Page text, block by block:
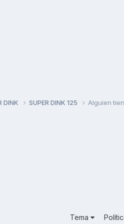
DINK SUPER DINK 125 Alguien
Tema